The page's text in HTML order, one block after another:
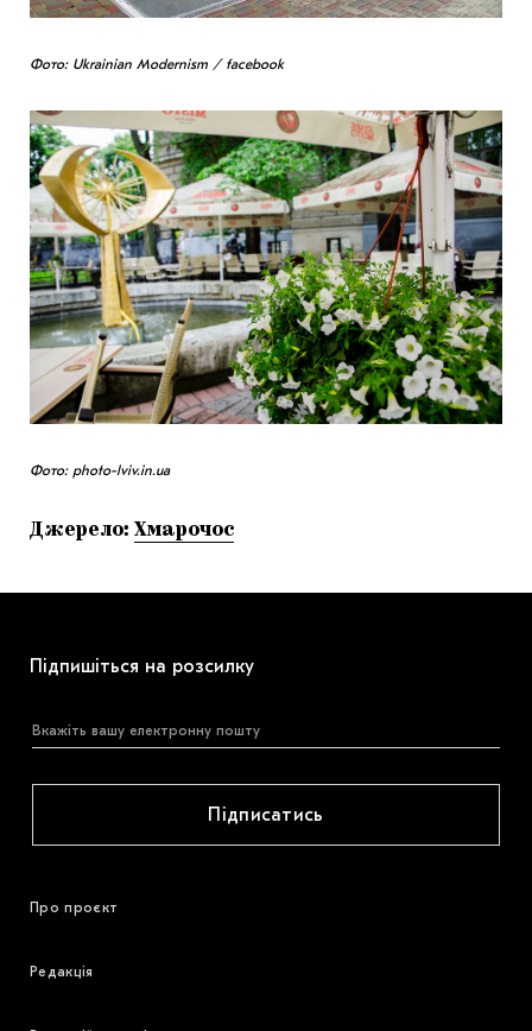
Фото: Ukrainian Modernism / facebook
Фото: photo-lviv.in.ua
Джерело: Хмарочос
Підпишіться на розсилку
Підписатись
Про проєкт
Редакція